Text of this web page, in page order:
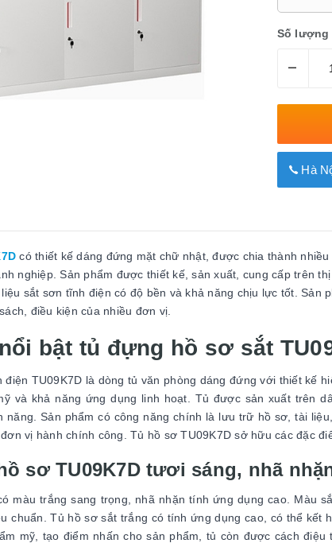
Số lượng
–
Hà
có thiết kế dáng đứng mặt chữ nhật, được chia thành
nghiệp. Sản phẩm được thiết kế, sản xuất, cung cấp trên
sắt sơn tĩnh điện có độ bền và khả năng chịu lực tốt. Sản
điều kiện của nhiều đơn vị.
bật tủ đựng hồ sơ sắt
TU09K7D là dòng tủ văn phòng dáng đứng với thiết kế
và khả năng ứng dụng linh hoạt. Tủ được sản xuất trên
năng. Sản phẩm có công năng chính là lưu trữ hồ sơ, tài
vị hành chính công. Tủ hồ sơ TU09K7D sở hữu các đặc
sơ TU09K7D tươi sáng, nhã
màu trắng sang trọng, nhã nhặn tính ứng dụng cao. Màu
chuẩn. Tủ hồ sơ sắt trắng có tính ứng dụng cao, có thể kết
mỹ, tạo điểm nhấn cho sản phẩm, tủ còn được cách